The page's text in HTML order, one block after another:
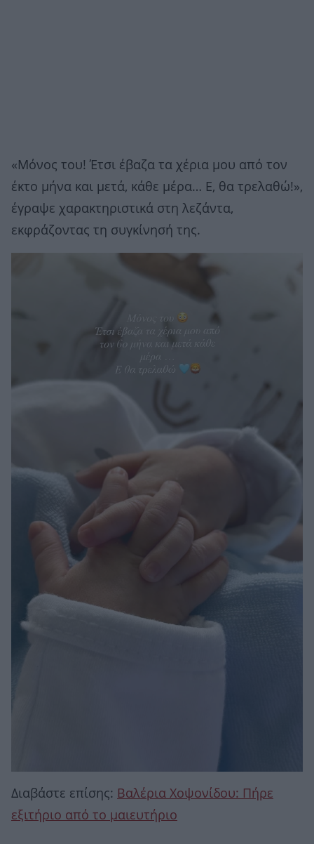
«Μόνος του! Έτσι έβαζα τα χέρια μου από τον
έκτο μήνα και μετά, κάθε μέρα… Ε, θα τρελαθώ!»,
έγραψε χαρακτηριστικά στη λεζάντα,
εκφράζοντας τη συγκίνησή της.
Διαβάστε επίσης: Βαλέρια Χοψονίδου: Πήρε
εξιτήριο από το μαιευτήριο